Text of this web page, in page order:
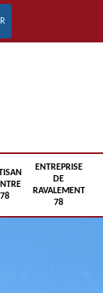
78
ENTREPRISE
DE
RAVALEMENT
78